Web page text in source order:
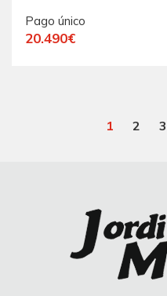
COBERTURA
" EQUIPADO ".-"
Pago único
20.490€
1 2 3